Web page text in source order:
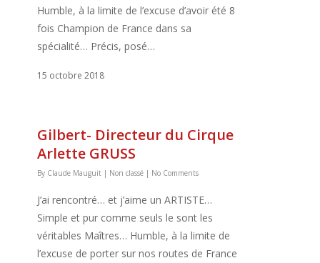
Humble, à la limite de l’excuse d’avoir été 8
fois Champion de France dans sa
spécialité… Précis, posé…
15 octobre 2018
Gilbert- Directeur du Cirque
Arlette GRUSS
By Claude Mauguit | Non classé | No Comments
J’ai rencontré… et j’aime un ARTISTE…
Simple et pur comme seuls le sont les
véritables Maîtres… Humble, à la limite de
l’excuse de porter sur nos routes de France